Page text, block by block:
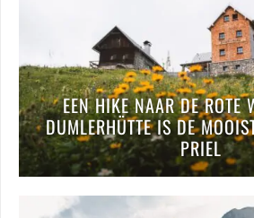
EEN HIKE NAAR DE ROTE
DUMLERHÜTTE IS DE
PRIEL